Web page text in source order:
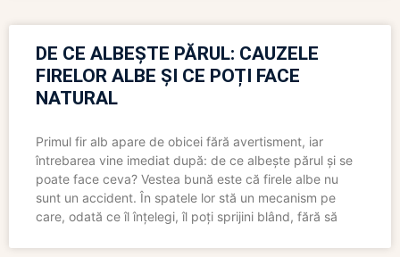
DE CE ALBEȘTE PĂRUL: CAUZELE
FIRELOR ALBE ȘI CE POȚI FACE
NATURAL
Primul fir alb apare de obicei fără avertisment, iar
întrebarea vine imediat după: de ce albește părul și se
poate face ceva? Vestea bună este că firele albe nu
sunt un accident. În spatele lor stă un mecanism pe
care, odată ce îl înțelegi, îl poți sprijini blând, fără să